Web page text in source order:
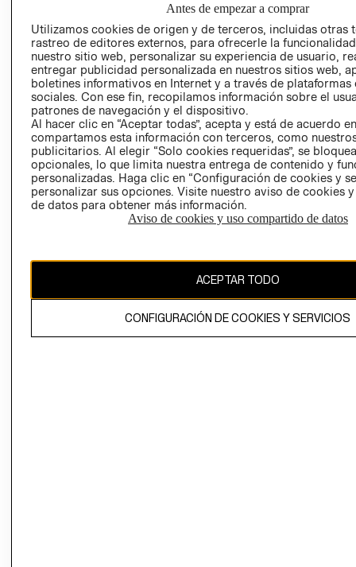
POLÍTICA
EMPRESARIAL
TÉRMINOS Y
CONDICIONES
AVISO DE
PRIVACIDAD
GIFT CARD
COOKIES
El contenido de esta página web está protegido por copyright y es
Antes de empezar a comprar
Utilizamos cookies de origen y de terceros, incluidas otras
rastreo de editores externos, para ofrecerle la
nuestro sitio web, personalizar su experiencia de usuario,
entregar publicidad personalizada en nuestros sitios web,
boletines informativos en Internet y a través de plataformas
sociales. Con ese fin, recopilamos información sobre el
patrones de navegación y el dispositivo.
Al hacer clic en “Aceptar todas”, acepta y está de acuerdo
compartamos esta información con terceros, como
publicitarios. Al elegir “Solo cookies requeridas”, se
opcionales, lo que limita nuestra entrega de contenido y
personalizadas. Haga clic en “Configuración de cookies y
personalizar sus opciones. Visite nuestro aviso de cookies
de datos para obtener más información.
Aviso de cookies y uso compartido de datos
ACEPTAR TODO
CONFIGURACIÓN DE COOKIES Y SERVICIOS